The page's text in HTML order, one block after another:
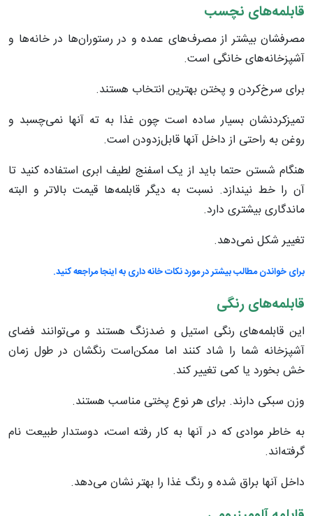
قابلمه‌های نچسب
مصرفشان بیشتر از مصرف‌های عمده و در رستوران‌ها در خانه‌ها و
آشپزخانه‌های خانگی است.
برای سرخ‌کردن و پختن بهترین انتخاب هستند.
تمیزکردنشان بسیار ساده است چون غذا به ته آنها نمی‌چسبد و
روغن به راحتی از داخل آنها قابل‌زدودن است.
هنگام شستن حتما باید از یک اسفنج لطیف ابری استفاده کنید تا
آن را خط نیندازد. نسبت به دیگر قابلمه‌ها قیمت بالاتر و البته
ماندگاری بیشتری دارد.
تغییر شکل نمی‌دهد.
برای خواندن مطالب بیشتر در مورد نکات خانه داری به اینجا مراجعه کنید.
قابلمه‌های رنگی
این قابلمه‌های رنگی استیل و ضدزنگ هستند و می‌توانند فضای
آشپزخانه شما را شاد کنند اما ممکن‌است رنگشان در طول زمان
خش بخورد یا کمی تغییر کند.
وزن سبکی دارند. برای هر نوع پختی مناسب هستند.
به خاطر موادی که در آنها به کار رفته است، دوستدار طبیعت نام
گرفته‌اند.
داخل آنها براق شده و رنگ غذا را بهتر نشان می‌دهد.